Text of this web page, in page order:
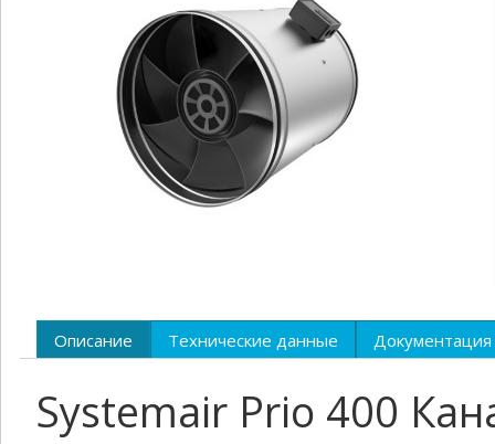
Описание Технические данные Документация
Systemair Prio 400